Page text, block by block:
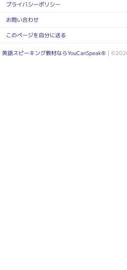
プライバシーポリシー
お問い合わせ
このページを自分に送る
英語スピーキング教材ならYouCanSpeak®｜